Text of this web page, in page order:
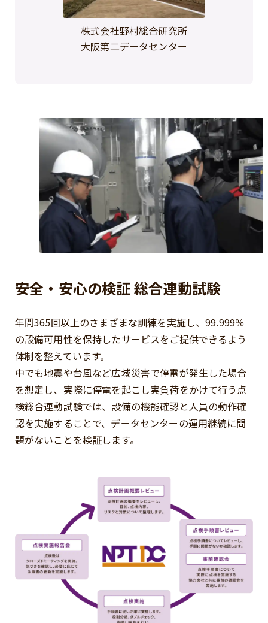
株式会社野村総合研究所
大阪第二データセンター
安全・安心の検証 総合連動試験
年間365回以上のさまざまな訓練を実施し、99.999％
の設備可用性を保持したサービスをご提供できるよう
体制を整えています。
中でも地震や台風など広域災害で停電が発生した場合
を想定し、実際に停電を起こし実負荷をかけて行う点
検総合連動試験では、設備の機能確認と人員の動作確
認を実施することで、データセンターの運用継続に問
題がないことを検証します。